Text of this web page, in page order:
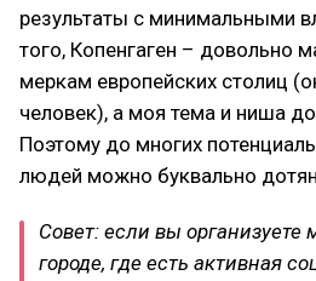
результаты с минимальными
того, Копенгаген – довольно
меркам европейских столиц
человек), а моя тема и ниша
Поэтому до многих
людей можно буквально
Совет: если вы организуете
городе, где есть активная